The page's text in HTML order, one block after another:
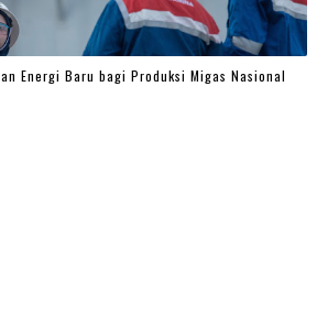
Energi Baru bagi Produksi Migas Nasional